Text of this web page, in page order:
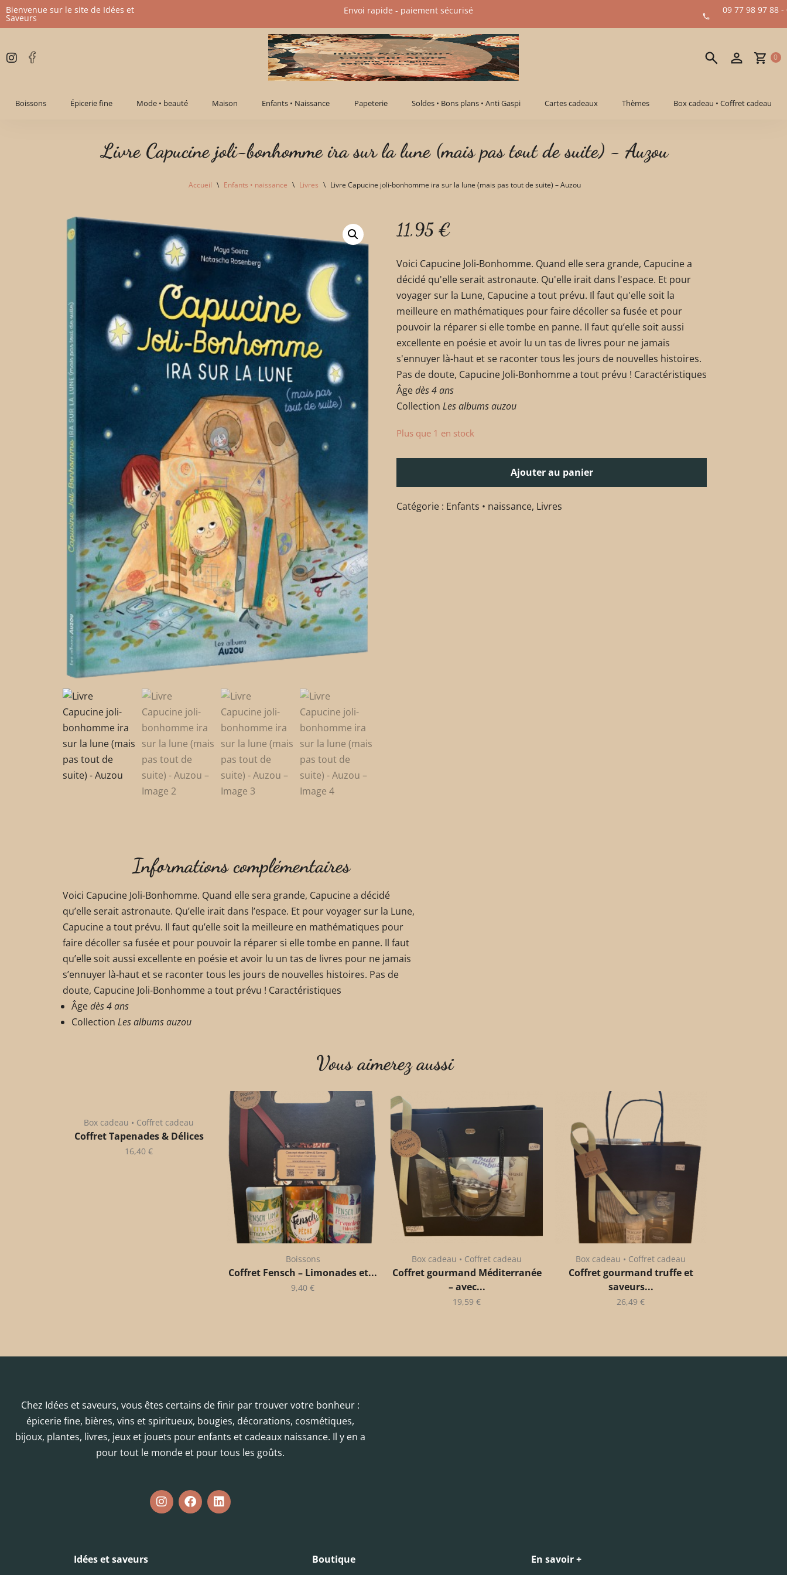
Aller
contenu
Bienvenue sur le site de Idées et
Saveurs
09 77 98 97 88 -
Envoi rapide - paiement sécurisé​
0
Boissons Épicerie fine Mode • beauté Maison Enfants • Naissance Papeterie Soldes • Bons plans • Anti Gaspi Cartes cadeaux Thèmes Box cadeau • Coffret cadeau
Livre Capucine joli-bonhomme ira sur la lune (mais pas tout de suite) - Auzou
Accueil \ Enfants • naissance \ Livres \ Livre Capucine joli-bonhomme ira sur la lune (mais pas tout de suite) – Auzou
11,95 €
Voici Capucine Joli-Bonhomme. Quand elle sera grande, Capucine a
décidé qu'elle serait astronaute. Qu'elle irait dans l'espace. Et pour
voyager sur la Lune, Capucine a tout prévu. Il faut qu'elle soit la
meilleure en mathématiques pour faire décoller sa fusée et pour
pouvoir la réparer si elle tombe en panne. Il faut qu’elle soit aussi
excellente en poésie et avoir lu un tas de livres pour ne jamais
s'ennuyer là-haut et se raconter tous les jours de nouvelles histoires.
Pas de doute, Capucine Joli-Bonhomme a tout prévu ! Caractéristiques
Âgedès 4 ans
Collection Les albums auzou
Plus que 1 en stock
Ajouter au panier
Catégorie : Enfants • naissance, Livres
Informations complémentaires
Voici Capucine Joli-Bonhomme. Quand elle sera grande, Capucine a décidé
qu’elle serait astronaute. Qu’elle irait dans l’espace. Et pour voyager sur la Lune,
Capucine a tout prévu. Il faut qu’elle soit la meilleure en mathématiques pour
faire décoller sa fusée et pour pouvoir la réparer si elle tombe en panne. Il faut
qu’elle soit aussi excellente en poésie et avoir lu un tas de livres pour ne jamais
s’ennuyer là-haut et se raconter tous les jours de nouvelles histoires. Pas de
doute, Capucine Joli-Bonhomme a tout prévu ! Caractéristiques
Âgedès 4 ans
Collection Les albums auzou
Vous aimerez aussi
Box cadeau • Coffret cadeau
Coffret Tapenades & Délices
16,40 €
Boissons
Coffret Fensch – Limonades et...
9,40 €
Box cadeau • Coffret cadeau
Coffret gourmand Méditerranée
– avec...
19,59 €
Box cadeau • Coffret cadeau
Coffret gourmand truffe et
saveurs...
26,49 €
Chez Idées et saveurs, vous êtes certains de finir par trouver votre bonheur :
épicerie fine, bières, vins et spiritueux, bougies, décorations, cosmétiques,
bijoux, plantes, livres, jeux et jouets pour enfants et cadeaux naissance. Il y en a
pour tout le monde et pour tous les goûts.
Idées et saveurs Boutique En savoir +